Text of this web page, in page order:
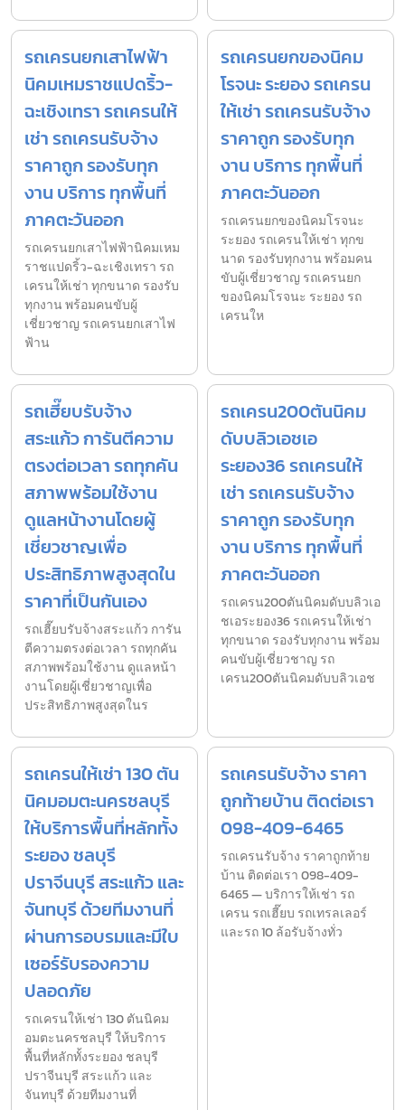
รถเครนยกเสาไฟฟ้า
นิคมเหมราชแปดริ้ว-
ฉะเชิงเทรา รถเครนให้
เช่า รถเครนรับจ้าง
ราคาถูก รองรับทุก
งาน บริการ ทุกพื้นที่
ภาคตะวันออก
รถเครนยกเสาไฟฟ้านิคมเหม
ราชแปดริ้ว-ฉะเชิงเทรา รถ
เครนให้เช่า ทุกขนาด รองรับ
ทุกงาน พร้อมคนขับผู้
เชี่ยวชาญ รถเครนยกเสาไฟ
ฟ้าน
รถเครนยกของนิคม
โรจนะ ระยอง รถเครน
ให้เช่า รถเครนรับจ้าง
ราคาถูก รองรับทุก
งาน บริการ ทุกพื้นที่
ภาคตะวันออก
รถเครนยกของนิคมโรจนะ
ระยอง รถเครนให้เช่า ทุกข
นาด รองรับทุกงาน พร้อมคน
ขับผู้เชี่ยวชาญ รถเครนยก
ของนิคมโรจนะ ระยอง รถ
เครนให
รถเฮี๊ยบรับจ้าง
สระแก้ว การันตีความ
ตรงต่อเวลา รถทุกคัน
สภาพพร้อมใช้งาน
ดูแลหน้างานโดยผู้
เชี่ยวชาญเพื่อ
ประสิทธิภาพสูงสุดใน
ราคาที่เป็นกันเอง
รถเฮี๊ยบรับจ้างสระแก้ว การัน
ตีความตรงต่อเวลา รถทุกคัน
สภาพพร้อมใช้งาน ดูแลหน้า
งานโดยผู้เชี่ยวชาญเพื่อ
ประสิทธิภาพสูงสุดในร
รถเครน200ตันนิคม
ดับบลิวเอชเอ
ระยอง36 รถเครนให้
เช่า รถเครนรับจ้าง
ราคาถูก รองรับทุก
งาน บริการ ทุกพื้นที่
ภาคตะวันออก
รถเครน200ตันนิคมดับบลิวเอ
ชเอระยอง36 รถเครนให้เช่า
ทุกขนาด รองรับทุกงาน พร้อม
คนขับผู้เชี่ยวชาญ รถ
เครน200ตันนิคมดับบลิวเอช
รถเครนให้เช่า 130 ตัน
นิคมอมตะนครชลบุรี
ให้บริการพื้นที่หลักทั้ง
ระยอง ชลบุรี
ปราจีนบุรี สระแก้ว และ
จันทบุรี ด้วยทีมงานที่
ผ่านการอบรมและมีใบ
เซอร์รับรองความ
ปลอดภัย
รถเครนให้เช่า 130 ตันนิคม
อมตะนครชลบุรี ให้บริการ
พื้นที่หลักทั้งระยอง ชลบุรี
ปราจีนบุรี สระแก้ว และ
จันทบุรี ด้วยทีมงานที่
รถเครนรับจ้าง ราคา
ถูกท้ายบ้าน ติดต่อเรา
098-409-6465
รถเครนรับจ้าง ราคาถูกท้าย
บ้าน ติดต่อเรา 098-409-
6465 — บริการให้เช่า รถ
เครน รถเฮี๊ยบ รถเทรลเลอร์
และรถ 10 ล้อรับจ้างทั่ว